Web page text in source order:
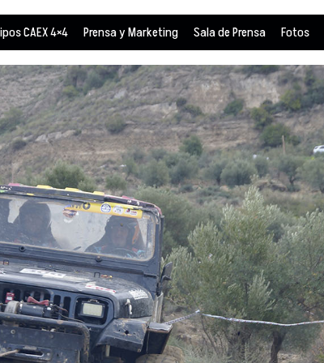
CAEX 4×4 Prensa y Marketing Sala de Prensa Fotos